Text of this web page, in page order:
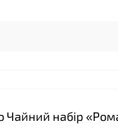
Чайний набір